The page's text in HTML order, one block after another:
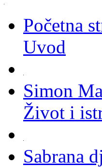
Početna
Uvod
Simon
Život i
Sabrana